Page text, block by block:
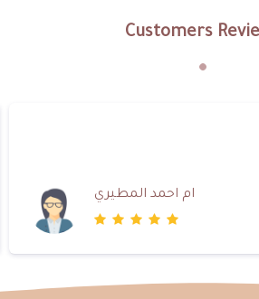
Customers
ام احمد المطيري